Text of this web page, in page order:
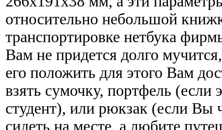
относительно небольшой
транспортировке нетбука
Вам не придется долго
его положить для этого Вам
взять сумочку, портфель (если
студент), или рюкзак (если Вы
сидеть на месте, а любите